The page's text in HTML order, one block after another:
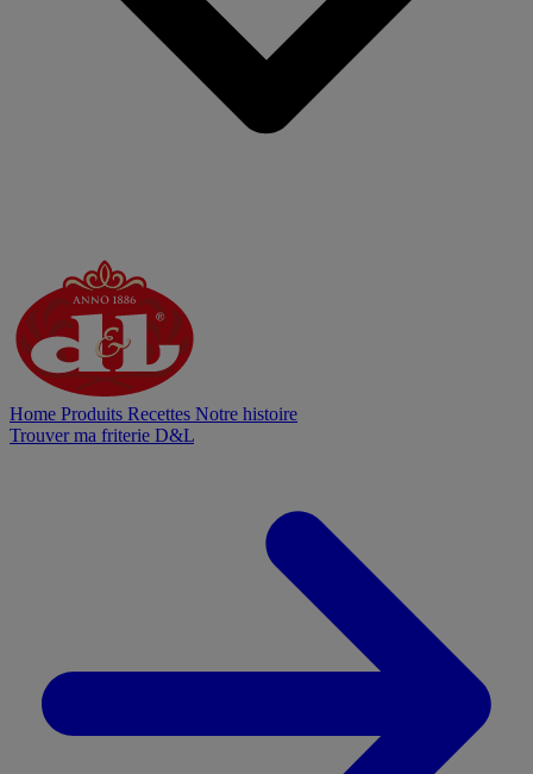
Home Produits Recettes Notre histoire
Trouver ma friterie D&L